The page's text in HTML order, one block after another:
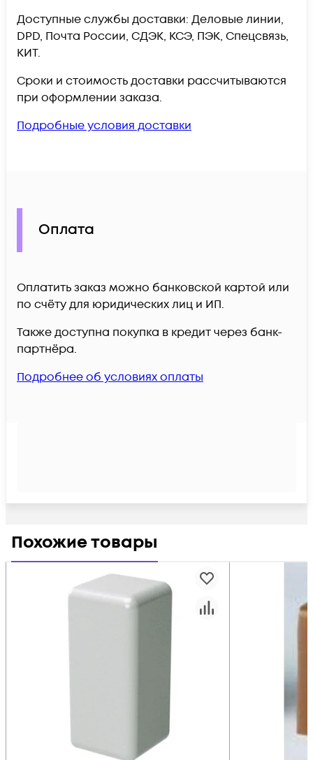
Доступные службы доставки: Деловые линии,
DPD, Почта России, СДЭК, КСЭ, ПЭК, Спецсвязь,
КИТ.
Сроки и стоимость доставки рассчитываются
при оформлении заказа.
Подробные условия доставки
Оплата
Оплатить заказ можно банковской картой или
по счёту для юридических лиц и ИП.
Также доступна покупка в кредит через банк-
партнёра.
Подробнее об условиях оплаты
Похожие товары